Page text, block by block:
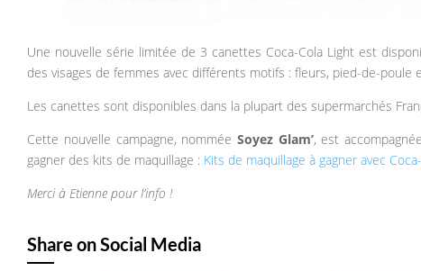
Une nouvelle série limitée de 3 canettes Coca-Cola Light est
des visages de femmes avec différents motifs : fleurs, pied-de-poule
Les canettes sont disponibles dans la plupart des supermarchés
Cette nouvelle campagne, nommée Soyez Glam’, est
gagner des kits de maquillage : Kits de maquillage à gagner avec
Merci à Etienne pour l’info !
Share on Social Media